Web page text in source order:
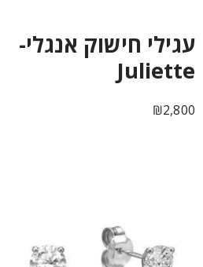
עגילי חישוק אנגלי-
Juliette
₪2,800